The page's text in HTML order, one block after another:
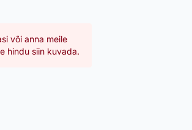
või anna meile
hindu siin kuvada.